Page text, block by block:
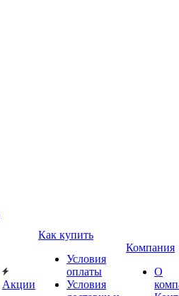
Акции
Как купить
Условия
оплаты
Условия
Компания
О